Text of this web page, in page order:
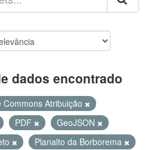
dados encontrado
Commons Atribuição
PDF
GeoJSON
Planalto da Borborema